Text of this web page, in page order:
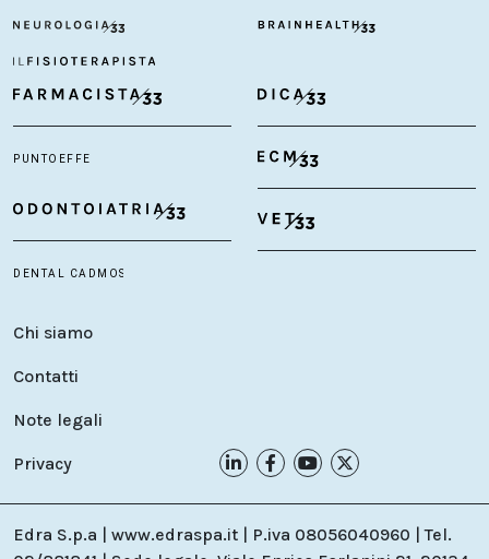
Chi siamo
Contatti
Note legali
Privacy
Edra S.p.a | www.edraspa.it | P.iva 08056040960 | Tel.